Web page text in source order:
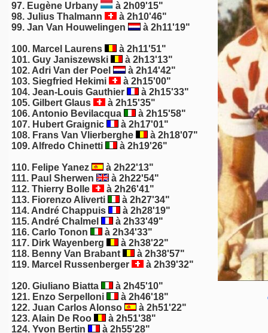
97. Eugène Urbany
à 2h09'15"
98. Julius Thalmann
à 2h10'46"
99. Jan Van Houwelingen à 2h11'19"
100. Marcel Laurens
à 2h11'51"
101. Guy Janiszewski
à 2h13'13"
102. Adri Van der Poel
à 2h14'42"
103. Siegfried Hekimi
à 2h15'00"
104. Jean-Louis Gauthier
à 2h15'33"
105. Gilbert Glaus
à 2h15'35"
106. Antonio Bevilacqua
à 2h15'58"
107. Hubert Graignic
à 2h17'01"
108. Frans Van Vlierberghe
à 2h18'07"
109. Alfredo Chinetti
à 2h19'26"
110. Felipe Yanez
à 2h22'13"
111. Paul Sherwen
à 2h22'54"
112. Thierry Bolle
à 2h26'41"
113. Fiorenzo Aliverti
à 2h27'34"
114. André Chappuis
à 2h28'19"
115. André Chalmel
à 2h33'49"
116. Carlo Tonon
à 2h34'33"
117. Dirk Wayenberg
à 2h38'22"
118. Benny Van Brabant
à 2h38'57"
119. Marcel Russenberger
à 2h39'32"
120. Giuliano Biatta
à 2h45'10"
121. Enzo Serpelloni
à 2h46'18"
122. Juan Carlos Alonso
à 2h51'22"
123. Alain De Roo
à 2h51'38"
124. Yvon Bertin à 2h55'28"